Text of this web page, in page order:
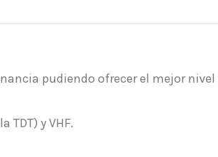
pudiendo ofrecer el mejor
TDT) y VHF.